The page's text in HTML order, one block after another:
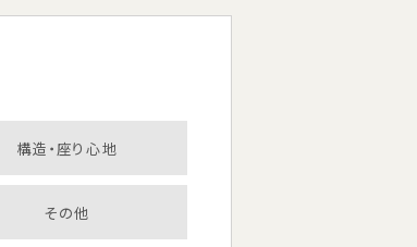
構造・座り心地
その他